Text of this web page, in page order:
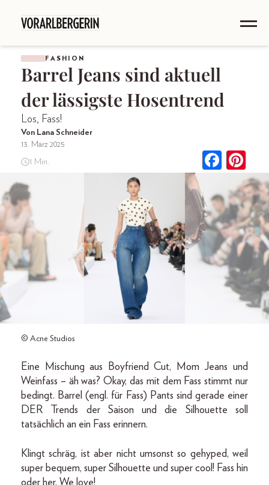
FASHION
Barrel Jeans sind aktuell
der lässigste Hosentrend
Los, Fass!
Von Lana Schneider
13. März 2025
1 Min.
© Acne Studios
Eine Mischung aus Boyfriend Cut, Mom Jeans und
Weinfass – äh was? Okay, das mit dem Fass stimmt nur
bedingt. Barrel (engl. für Fass) Pants sind gerade einer
DER Trends der Saison und die Silhouette soll
tatsächlich an ein Fass erinnern.
Klingt schräg, ist aber nicht umsonst so gehyped, weil
super bequem, super Silhouette und super cool! Fass hin
oder her. We love!